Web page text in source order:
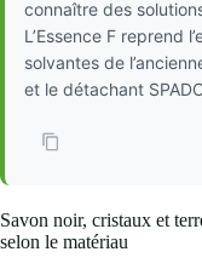
connaître des
L’Essence F reprend
solvantes de
et le détachant
Savon noir, cristaux et
selon le matériau